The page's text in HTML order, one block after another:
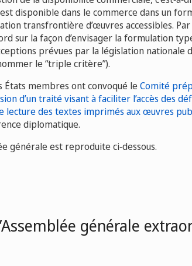
disponible dans le commerce dans un
transfrontière d’œuvres accessibles. Par
sur la façon d’envisager la formulation
prévues par la législation nationale
le “triple critère”).
États membres ont convoqué leComité
d’un traité visant à faciliter l’accès des
lecture des textes imprimés aux œuvres
diplomatique.
générale est reproduite ci‑dessous.
générale